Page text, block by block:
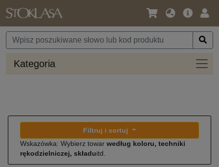
Język
Waluta
Oferta
Kategoria
Filtruj i sortuj
Wskazówka: Wybierz towar według koloru, techniki
rękodzielniczej, składuitd.